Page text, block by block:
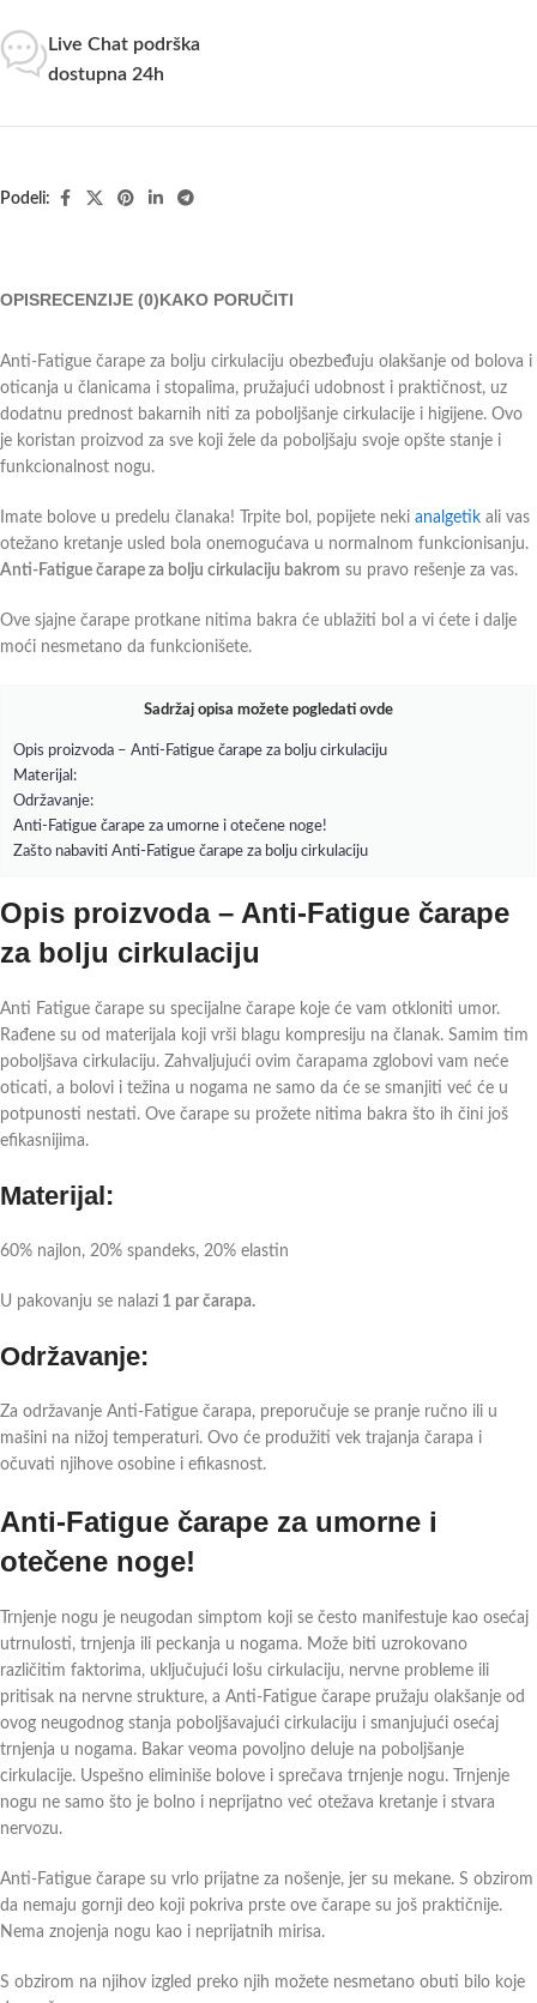
Live Chat podrška
dostupna 24h
Podeli:
OPISRECENZIJE (0)KAKO PORUČITI
Anti-Fatigue čarape za bolju cirkulaciju obezbeđuju olakšanje od bolova i
oticanja u članicama i stopalima, pružajući udobnost i praktičnost, uz
dodatnu prednost bakarnih niti za poboljšanje cirkulacije i higijene. Ovo
je koristan proizvod za sve koji žele da poboljšaju svoje opšte stanje i
funkcionalnost nogu.
Imate bolove u predelu članaka! Trpite bol, popijete neki analgetik ali vas
otežano kretanje usled bola onemogućava u normalnom funkcionisanju.
Anti-Fatigue čarape za bolju cirkulaciju bakrom su pravo rešenje za vas.
Ove sjajne čarape protkane nitima bakra će ublažiti bol a vi ćete i dalje
moći nesmetano da funkcionišete.
Sadržaj opisa možete pogledati ovde
Opis proizvoda – Anti-Fatigue čarape za bolju cirkulaciju
Materijal:
Održavanje:
Anti-Fatigue čarape za umorne i otečene noge!
Zašto nabaviti Anti-Fatigue čarape za bolju cirkulaciju
Opis proizvoda – Anti-Fatigue čarape
za bolju cirkulaciju
Anti Fatigue čarape su specijalne čarape koje će vam otkloniti umor.
Rađene su od materijala koji vrši blagu kompresiju na članak. Samim tim
poboljšava cirkulaciju. Zahvaljujući ovim čarapama zglobovi vam neće
oticati, a bolovi i težina u nogama ne samo da će se smanjiti već će u
potpunosti nestati. Ove čarape su prožete nitima bakra što ih čini još
efikasnijima.
Materijal:
60% najlon, 20% spandeks, 20% elastin
U pakovanju se nalazi 1 par čarapa.
Održavanje:
Za održavanje Anti-Fatigue čarapa, preporučuje se pranje ručno ili u
mašini na nižoj temperaturi. Ovo će produžiti vek trajanja čarapa i
očuvati njihove osobine i efikasnost.
Anti-Fatigue čarape za umorne i
otečene noge!
Trnjenje nogu je neugodan simptom koji se često manifestuje kao osećaj
utrnulosti, trnjenja ili peckanja u nogama. Može biti uzrokovano
različitim faktorima, uključujući lošu cirkulaciju, nervne probleme ili
pritisak na nervne strukture, a Anti-Fatigue čarape pružaju olakšanje od
ovog neugodnog stanja poboljšavajući cirkulaciju i smanjujući osećaj
trnjenja u nogama. Bakar veoma povoljno deluje na poboljšanje
cirkulacije. Uspešno eliminiše bolove i sprečava trnjenje nogu. Trnjenje
nogu ne samo što je bolno i neprijatno već otežava kretanje i stvara
nervozu.
Anti-Fatigue čarape su vrlo prijatne za nošenje, jer su mekane. S obzirom
da nemaju gornji deo koji pokriva prste ove čarape su još praktičnije.
Nema znojenja nogu kao i neprijatnih mirisa.
S obzirom na njihov izgled preko njih možete nesmetano obuti bilo koje